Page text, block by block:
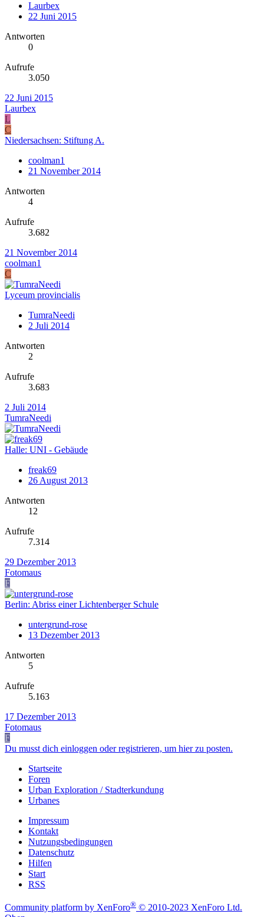
Laurbex
22 Juni 2015
Antworten
0
Aufrufe
3.050
22 Juni 2015
Laurbex
L
C
Niedersachsen: Stiftung A.
coolman1
21 November 2014
Antworten
4
Aufrufe
3.682
21 November 2014
coolman1
C
Lyceum provincialis
TumraNeedi
2 Juli 2014
Antworten
2
Aufrufe
3.683
2 Juli 2014
TumraNeedi
Halle: UNI - Gebäude
freak69
26 August 2013
Antworten
12
Aufrufe
7.314
29 Dezember 2013
Fotomaus
F
Berlin: Abriss einer Lichtenberger Schule
untergrund-rose
13 Dezember 2013
Antworten
5
Aufrufe
5.163
17 Dezember 2013
Fotomaus
F
Du musst dich einloggen oder registrieren, um hier zu posten.
Startseite
Foren
Urban Exploration / Stadterkundung
Urbanes
Impressum
Kontakt
Nutzungsbedingungen
Datenschutz
Hilfen
Start
RSS
Community platform by XenForo® © 2010-2023 XenForo Ltd.